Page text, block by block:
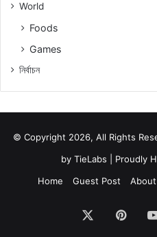
World
Foods
Games
নিৰ্বাচন
© Copyright 2026, All Rights
by TieLabs | Proudly
Home
Guest Post About